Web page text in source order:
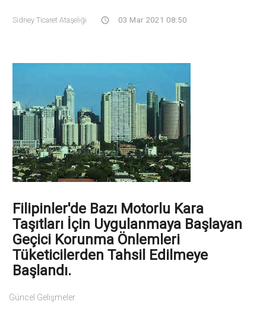
Sidney Ticaret Ataşeliği 03 Mar 2021 08:50
Filipinler'de Bazı Motorlu Kara
Taşıtları İçin Uygulanmaya Başlayan
Geçici Korunma Önlemleri
Tüketicilerden Tahsil Edilmeye
Başlandı.
Güncel Gelişmeler